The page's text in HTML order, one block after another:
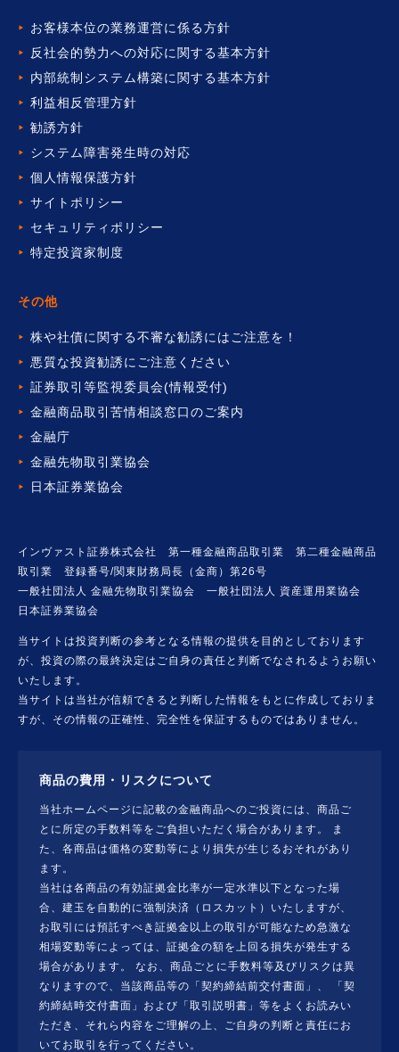
お客様本位の業務運営に係る方針
反社会的勢力への対応に関する基本方針
内部統制システム構築に関する基本方針
利益相反管理方針
勧誘方針
システム障害発生時の対応
個人情報保護方針
サイトポリシー
セキュリティポリシー
特定投資家制度
その他
株や社債に関する不審な勧誘には ご注意を！
悪質な投資勧誘にご注意ください
証券取引等監視委員会(情報受付)
金融商品取引苦情相談窓口のご案内
金融庁
金融先物取引業協会
日本証券業協会
インヴァスト証券株式会社 第一種金融商品取引業 第二種金融商品
取引業 登録番号/関東財務局長（金商）第26号
一般社団法人 金融先物取引業協会 一般社団法人 資産運用業協会
日本証券業協会
当サイトは投資判断の参考となる情報の提供を目的としております
が、投資の際の最終決定はご自身の責任と判断でなされるようお願い
いたします。
当サイトは当社が信頼できると判断した情報をもとに作成しておりま
すが、その情報の正確性、完全性を保証するものではありません。
商品の費用・リスクについて
当社ホームページに記載の金融商品へのご投資には、商品ご
とに所定の手数料等をご負担いただく場合があります。 ま
た、各商品は価格の変動等により損失が生じるおそれがあり
ます。
当社は各商品の有効証拠金比率が一定水準以下となった場
合、建玉を自動的に強制決済（ロスカット）いたしますが、
お取引には預託すべき証拠金以上の取引が可能なため急激な
相場変動等によっては、証拠金の額を上回る損失が発生する
場合があります。 なお、商品ごとに手数料等及びリスクは異
なりますので、当該商品等の「契約締結前交付書面」、 「契
約締結時交付書面」および「取引説明書」等をよくお読みい
ただき、それら内容をご理解の上、ご自身の判断と責任にお
いてお取引を行ってください。